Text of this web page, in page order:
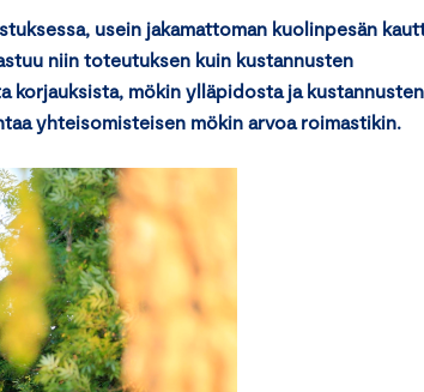
usein jakamattoman kuolinpesän
niin toteutuksen kuin kustannusten
korjauksista, mökin ylläpidosta ja kustannusten
yhteisomisteisen mökin arvoa roimastikin.